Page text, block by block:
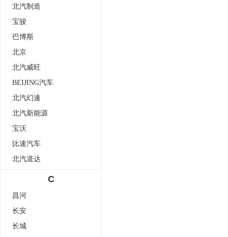
北汽制造
宝骏
巴博斯
北京
北汽威旺
BEIJING汽车
北汽幻速
北汽新能源
宝沃
比速汽车
北汽道达
C
昌河
长安
长城